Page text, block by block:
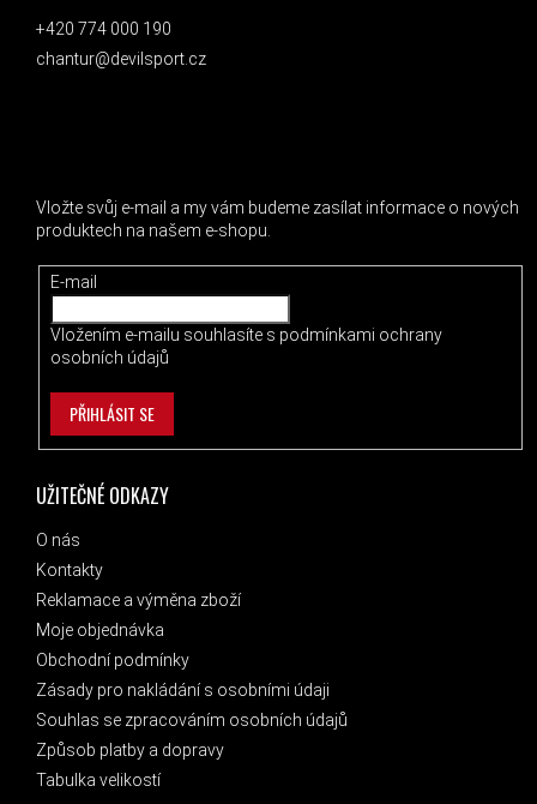
UŽITEČNÉ ODKAZY
O nás
Kontakty
Reklamace a výměna zboží
Moje objednávka
Obchodní podmínky
Zásady pro nakládání s osobními údaji
Souhlas se zpracováním osobních údajů
Způsob platby a dopravy
Tabulka velikostí
+420 774 000 190
chantur@devilsport.cz
Vložte svůj e-mail a my vám budeme zasílat informace o nových
produktech na našem e-shopu.
E-mail
Vložením e-mailu souhlasíte s podmínkami ochrany
osobních údajů
PŘIHLÁSIT SE